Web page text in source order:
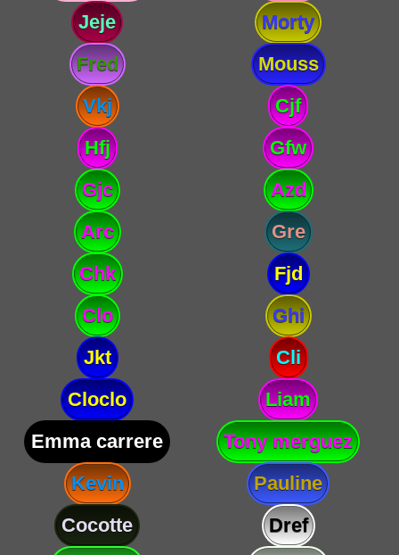
Jeje
Morty
Fred
Mouss
Vkj
Cjf
Hfj
Gfw
Gjc
Azd
Arc
Gre
Chk
Fjd
Clo
Ghi
Jkt
Cli
Cloclo
Liam
Emma carrere
Tony merguez
Kevin
Pauline
Cocotte
Dref